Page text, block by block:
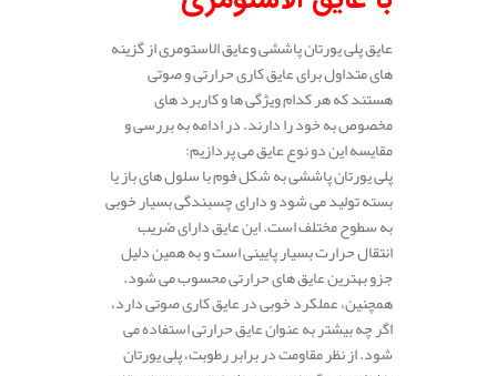
عایق پلی‌ یورتان پاششی وعایق الاستومری از گزینه‌
های متداول برای عایق‌ کاری حرارتی و صوتی
هستند که هر کدام ویژگی‌ ها و کاربرد های
مخصوص به خود را دارند. در ادامه به بررسی و
مقایسه این دو نوع عایق می‌ پردازیم:
پلی‌ یورتان پاششی به شکل فوم با سلول‌ های باز یا
بسته تولید می‌ شود و دارای چسبندگی بسیار خوبی
به سطوح مختلف است. این عایق دارای ضریب
انتقال حرارت بسیار پایینی است و به همین دلیل
جزو بهترین عایق‌ های حرارتی محسوب می‌ شود.
همچنین، عملکرد خوبی در عایق‌ کاری صوتی دارد،
اگر چه بیشتر به عنوان عایق حرارتی استفاده می‌
شود. از نظر مقاومت در برابر رطوبت، پلی‌ یورتان